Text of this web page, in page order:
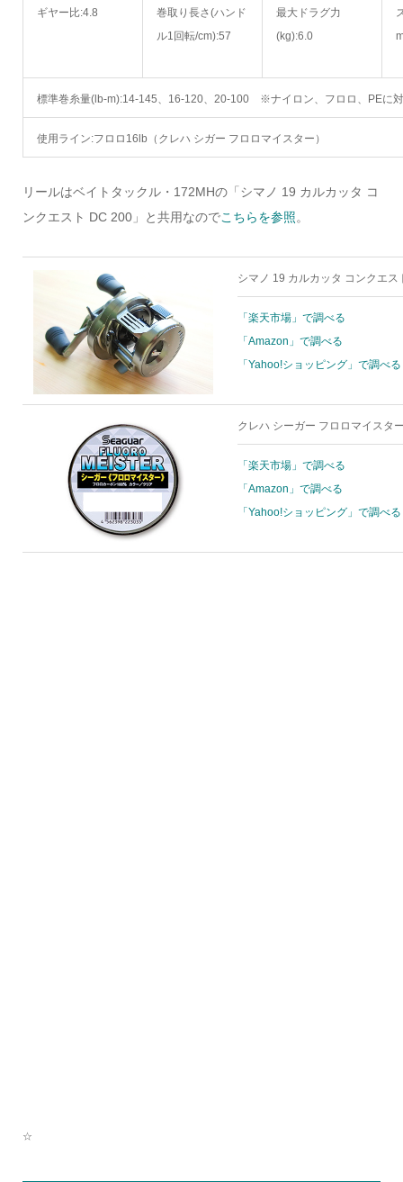
ギヤー比:4.8
巻取り長さ(ハンド
ル1回転/cm):57
最大ドラグ力
(kg):6.0
標準巻糸量(lb-m):14-145、16-120、20-100 ※ナイロン、フロロ、PEに
使用ライン:フロロ16lb（クレハ シガー フロロマイスター）
リールはベイトタックル・172MHの「シマノ 19 カルカッタ コ
ンクエスト DC 200」と共用なのでこちらを参照。
シマノ 19 カルカッタ コンクエス
「楽天市場」で調べる
「Amazon」で調べる
「Yahoo!ショッピング」で調べる
クレハ シーガー フロロマイスタ
「楽天市場」で調べる
「Amazon」で調べる
「Yahoo!ショッピング」で調べる
☆